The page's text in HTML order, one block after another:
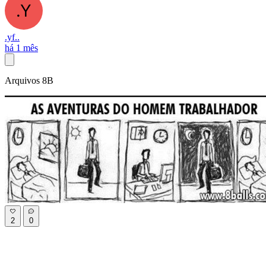
.yf..
há 1 mês
Arquivos 8B
2 0